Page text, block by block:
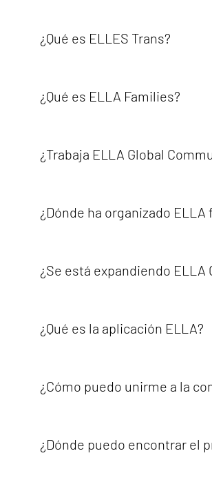
empresariales a través de
intercambio de historias de éxito
¿Qué es ELLES Trans?
ELLA Global Community con la
¿Qué es ELLA Families?
necesidades e inquietudes de las
realidades familiares.
¿Trabaja ELLA Global
no binarias.ELLA trabaja en
acción comunitaria y
¿Dónde ha organizado
Alemania, y experiencias
internacionales, lo que refleja su
¿Se está expandiendo ELLA
personas no binarias puedan
una de las mayores comunidades y
¿Qué es la aplicación ELLA?
conectar con personas a nivel
encuentra actualmente desactivada
¿Cómo puedo unirme a la
oficiales de ELLA, apoyar sus
visibilidad, el empoderamiento, la
¿Dónde puedo encontrar el